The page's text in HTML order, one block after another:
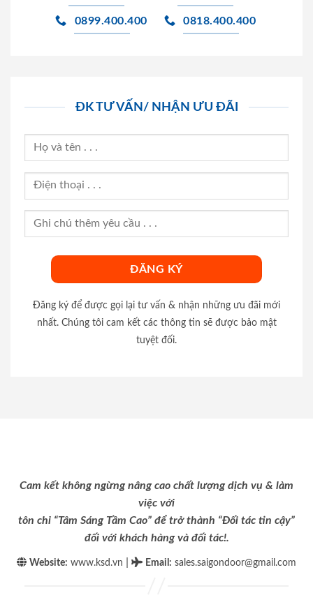
0899.400.400 0818.400.400
ĐK TƯ VẤN/ NHẬN ƯU ĐÃI
Đăng ký để được gọi lại tư vấn & nhận những ưu đãi mới
nhất. Chúng tôi cam kết các thông tin sẽ được bảo mật
tuyệt đối.
Cam kết không ngừng nâng cao chất lượng dịch vụ & làm
việc với
tôn chỉ “Tâm Sáng Tầm Cao” để trở thành “Đối tác tin cậy”
đối với khách hàng và đối tác!.
Website: www.ksd.vn Email : sales.saigondoor@gmail.com